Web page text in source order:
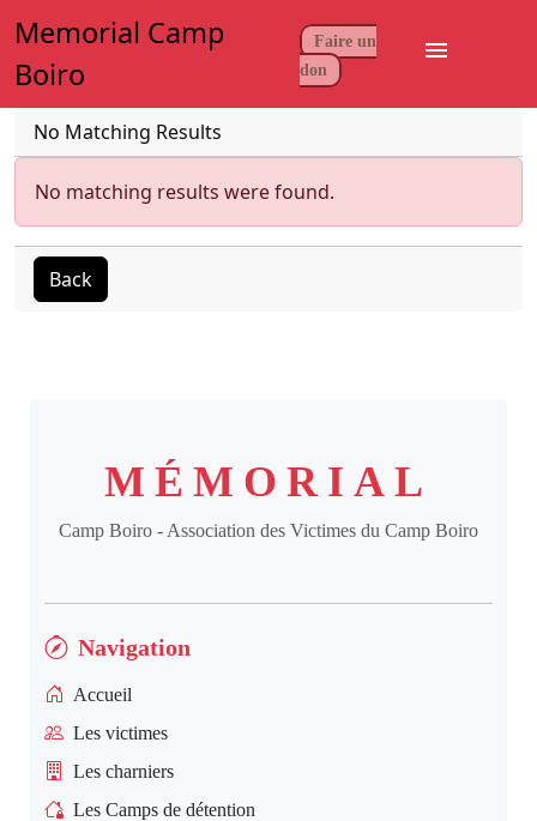
Memorial Camp
Boiro
Faire un
don
menu
No Matching Results
No matching results were found.
Back
MÉMORIAL
Camp Boiro - Association des Victimes du Camp Boiro
Navigation
Accueil
Les victimes
Les charniers
Les Camps de détention